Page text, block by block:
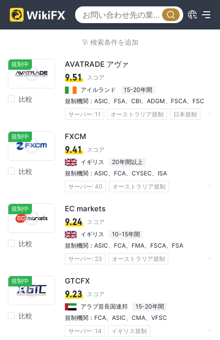
検索条件を追加
規制中
比較
AVATRADE アヴァ
9.51
スコア
アイルランド
15-20年間
規制機関： ASIC、 FSA、 CBI、 ADGM、 FSCA、 FSC
サーバー: 11​
オーストラリア規制
日本規制
STP実行ライセンス
マーケットメイキングライセンス（MM）
MT4フルライセンス
MT5フルライセンス
規制中
比較
FXCM
9.41
スコア
イギリス
20年間以上
規制機関： ASIC、 FCA、 CYSEC、 ISA
サーバー: 40​
オーストラリア規制
証券取引ライセンス (AGN)
MT4フルライセンス
自社開発
リージョナルブローカー
規制中
比較
EC markets
9.24
スコア
イギリス
10-15年間
規制機関： ASIC、 FCA、 FMA、 FSCA、 FSA
サーバー: 23​
オーストラリア規制
マーケットメイキングライセンス（MM）
デリバティブ取引ライセンス (EP)
MT4フルライセンス
MT5フルライセンス
規制中
比較
GTCFX
9.23
スコア
アラブ首長国連邦
15-20年間
規制機関： FCA、 ASIC、 CMA、 VFSC
サーバー: 14​
イギリス規制